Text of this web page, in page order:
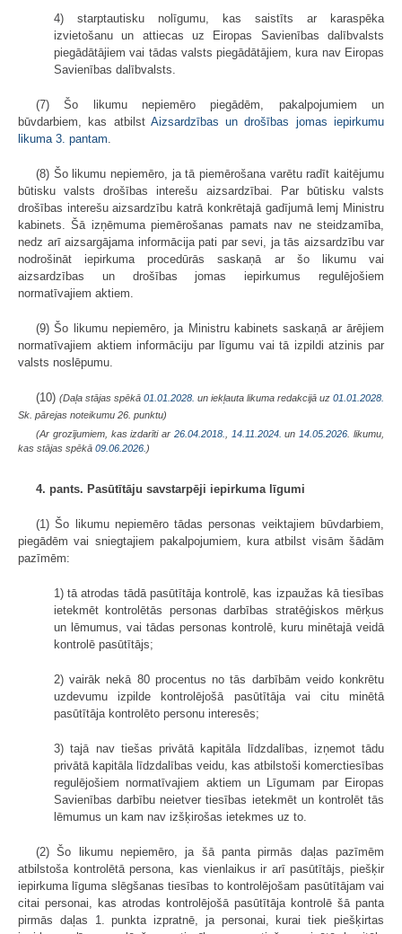
4) starptautisku nolīgumu, kas saistīts ar karaspēka
izvietošanu un attiecas uz Eiropas Savienības dalībvalsts
piegādātājiem vai tādas valsts piegādātājiem, kura nav Eiropas
Savienības dalībvalsts.
(7) Šo likumu nepiemēro piegādēm, pakalpojumiem un
būvdarbiem, kas atbilst Aizsardzības un drošības jomas iepirkumu
likuma 3. pantam
(8) Šo likumu nepiemēro, ja tā piemērošana varētu radīt kaitējumu
būtisku valsts drošības interešu aizsardzībai. Par būtisku valsts
drošības interešu aizsardzību katrā konkrētajā gadījumā lemj Ministru
kabinets. Šā izņēmuma piemērošanas pamats nav ne steidzamība,
nedz arī aizsargājama informācija pati par sevi, ja tās aizsardzību var
nodrošināt iepirkuma procedūrās saskaņā ar šo likumu vai
aizsardzības un drošības jomas iepirkumus regulējošiem
normatīvajiem aktiem.
(9) Šo likumu nepiemēro, ja Ministru kabinets saskaņā ar ārējiem
normatīvajiem aktiem informāciju par līgumu vai tā izpildi atzinis par
valsts noslēpumu.
(10) (Daļa stājas spēkā 01.01.2028. un iekļauta likuma redakcijā uz 01.01.2028.
Sk. pārejas noteikumu 26. punktu)
(Ar grozījumiem, kas izdarīti ar 26.04.2018. 14.11.2024. un 14.05.2026 . likumu,
kas stājas spēkā 09.06.2026. )
4. pants. Pasūtītāju savstarpēji iepirkuma līgumi
(1) Šo likumu nepiemēro tādas personas veiktajiem būvdarbiem,
piegādēm vai sniegtajiem pakalpojumiem, kura atbilst visām šādām
pazīmēm:
1) tā atrodas tādā pasūtītāja kontrolē, kas izpaužas kā tiesības
ietekmēt kontrolētās personas darbības stratēģiskos mērķus
un lēmumus, vai tādas personas kontrolē, kuru minētajā veidā
kontrolē pasūtītājs;
2) vairāk nekā 80 procentus no tās darbībām veido konkrētu
uzdevumu izpilde kontrolējošā pasūtītāja vai citu minētā
pasūtītāja kontrolēto personu interesēs;
3) tajā nav tiešas privātā kapitāla līdzdalības, izņemot tādu
privātā kapitāla līdzdalības veidu, kas atbilstoši komerctiesības
regulējošiem normatīvajiem aktiem un Līgumam par Eiropas
Savienības darbību neietver tiesības ietekmēt un kontrolēt tās
lēmumus un kam nav izšķirošas ietekmes uz to.
(2) Šo likumu nepiemēro, ja šā panta pirmās daļas pazīmēm
atbilstoša kontrolētā persona, kas vienlaikus ir arī pasūtītājs, piešķir
iepirkuma līguma slēgšanas tiesības to kontrolējošam pasūtītājam vai
citai personai, kas atrodas kontrolējošā pasūtītāja kontrolē šā panta
pirmās daļas 1. punkta izpratnē, ja personai, kurai tiek piešķirtas